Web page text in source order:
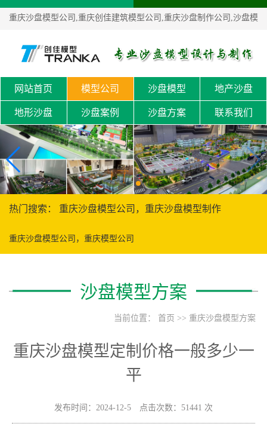
重庆沙盘模型公司,重庆创佳建筑模型公司,重庆沙盘制作公司,沙盘模
型设计制作！
网站首页 模型公司 沙盘模型 地产沙盘
地形沙盘 沙盘案例 沙盘方案 联系我们
热门搜索： 重庆沙盘模型公司，重庆沙盘模型制作
重庆沙盘模型公司，重庆模型公司
沙盘模型方案
当前位置： 首页 >> 重庆沙盘模型方案
重庆沙盘模型定制价格一般多少一
平
发布时间：2024-12-5 点击次数：51441 次